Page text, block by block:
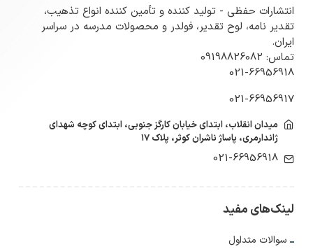
انتشارات حفظی - تولید کننده و تأمین کننده انواع تذهیب،
تقدیر نامه، لوح تقدیر، فولدر و محصولات مدرسه در سراسر
ایران.
تماس: 09198826082
021-66956918
021-66956917
میدان انقلاب، ابتدای خیابان کارگز جنوبی، ابتدای کوچه شهدای
ژاندارمری، پاساژ ناشران کوثر، پلاک ۱۷
021-66956918
لینک‌های مفید
سوالات متداول